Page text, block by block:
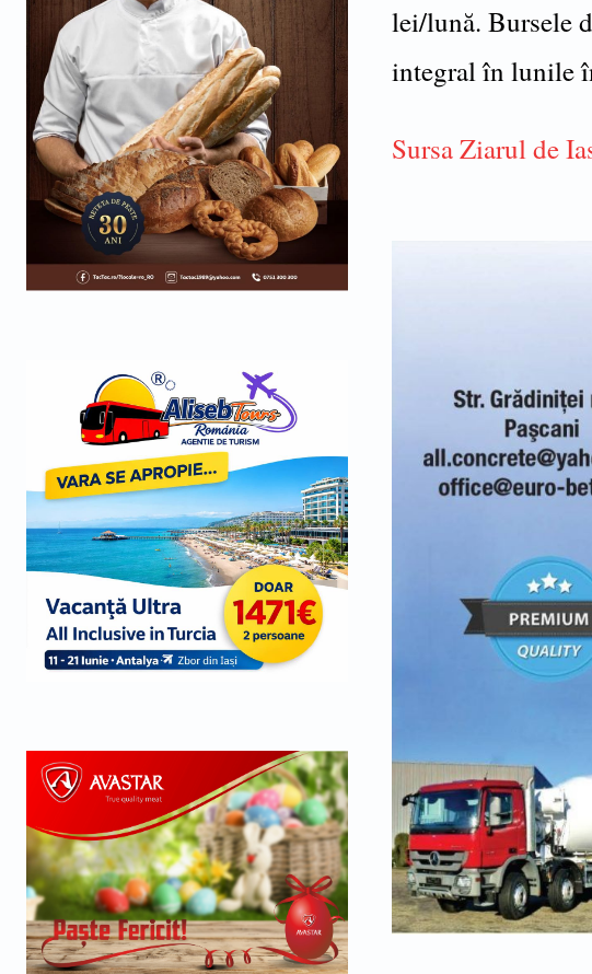
lei/lună. Bursele
integral în lunile
Sursa Ziarul de